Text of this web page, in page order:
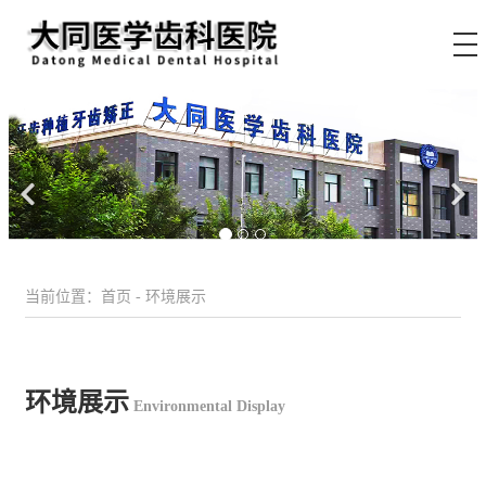
当前位置：首页 - 环境展示
环境展示 Environmental Display